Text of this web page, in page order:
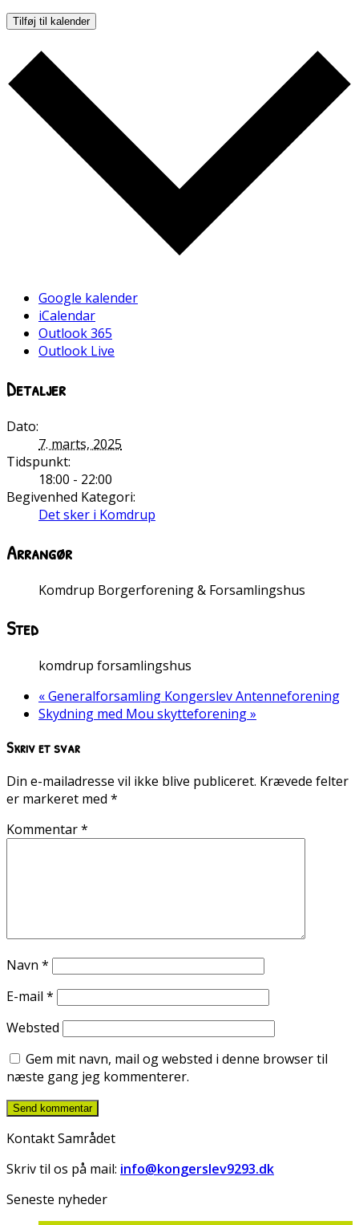
Tilføj til kalender
Google kalender
iCalendar
Outlook 365
Outlook Live
Detaljer
Dato:
7. marts, 2025
Tidspunkt:
18:00 - 22:00
Begivenhed Kategori:
Det sker i Komdrup
Arrangør
Komdrup Borgerforening & Forsamlingshus
Sted
komdrup forsamlingshus
«Generalforsamling Kongerslev Antenneforening
Skydning med Mou skytteforening»
Skriv et svar
Din e-mailadresse vil ikke blive publiceret. Krævede felter
er markeret med *
Kommentar*
Navn *
E-mail *
Websted
Gem mit navn, mail og websted i denne browser til
næste gang jeg kommenterer.
Kontakt Samrådet
Skriv til os på mail: info@kongerslev9293.dk
Seneste nyheder